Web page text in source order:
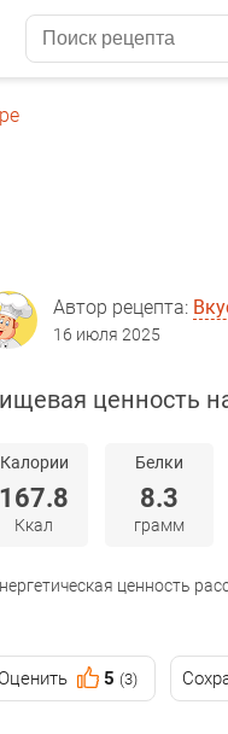
Автор рецепта:
16 июля 2025
ценность
Калории
167.8
Ккал
Белки
8.3
грамм
ценность
Оценить 5 (3)